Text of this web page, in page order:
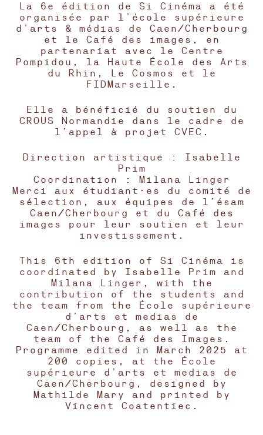
La 6e édition de Si Cinéma a été
organisée par l’école supérieure
d’arts & médias de Caen/Cherbourg
et le Café des images, en
partenariat avec le Centre
Pompidou, la Haute École des Arts
du Rhin, Le Cosmos et le
FIDMarseille.
Elle a bénéficié du soutien du
CROUS Normandie dans le cadre de
l’appel à projet CVEC.
Direction artistique : Isabelle
Prim
Coordination : Milana Linger
Merci aux étudiant·es du comité de
sélection, aux équipes de l’ésam
Caen/Cherbourg et du Café des
images pour leur soutien et leur
investissement.
This 6th edition of Si Cinéma is
coordinated by Isabelle Prim and
Milana Linger, with the
contribution of the students and
the team from the École supérieure
d’arts et medias de
Caen/Cherbourg, as well as the
team of the Café des Images.
Programme edited in March 2025 at
200 copies, at the École
supérieure d’arts et medias de
Caen/Cherbourg, designed by
Mathilde Mary and printed by
Vincent Coatentiec.